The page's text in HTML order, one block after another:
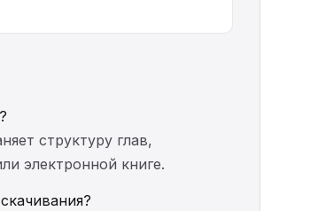
структуру глав,
электронной книге.